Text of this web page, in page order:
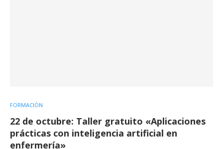
FORMACIÓN
22 de octubre: Taller gratuito «Aplicaciones
prácticas con inteligencia artificial en
enfermería»